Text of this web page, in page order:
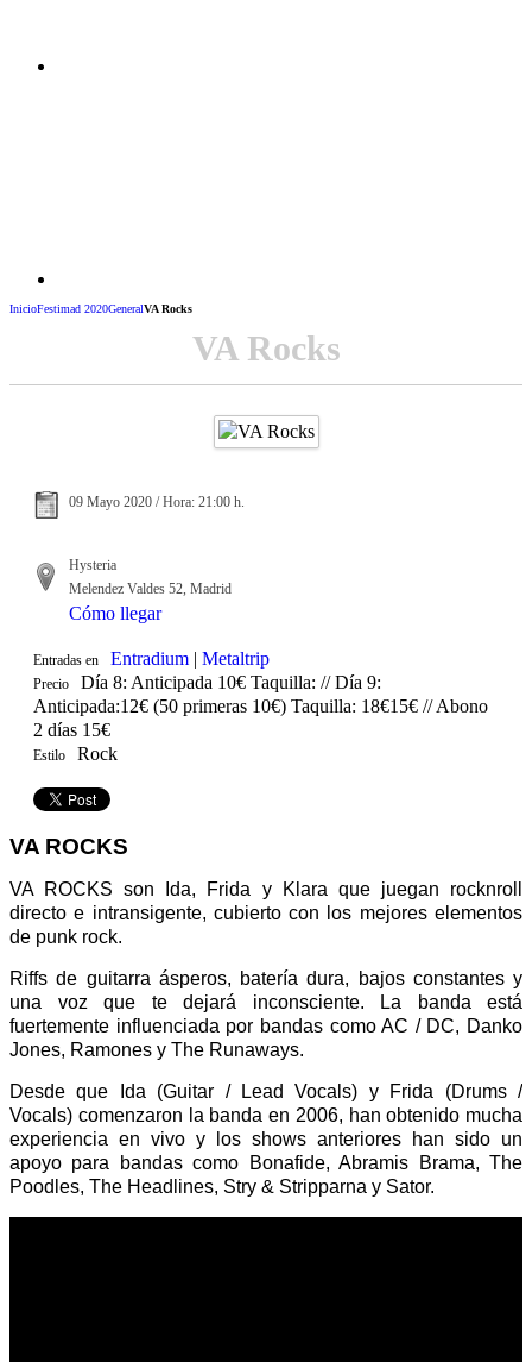
InicioFestimad 2020GeneralVA Rocks
VA Rocks
09 Mayo 2020 / Hora: 21:00 h.
Hysteria
Melendez Valdes 52, Madrid
Cómo llegar
Entradas en Entradium | Metaltrip
Precio
Día 8: Anticipada 10€ Taquilla: // Día 9:
Anticipada:12€ (50 primeras 10€) Taquilla: 18€15€ // Abono
2 días 15€
Estilo Rock
VA ROCKS
VA ROCKS son Ida, Frida y Klara que juegan rocknroll
directo e intransigente, cubierto con los mejores elementos
de punk rock.
Riffs de guitarra ásperos, batería dura, bajos constantes y
una voz que te dejará inconsciente. La banda está
fuertemente influenciada por bandas como AC / DC, Danko
Jones, Ramones y The Runaways.
Desde que Ida (Guitar / Lead Vocals) y Frida (Drums /
Vocals) comenzaron la banda en 2006, han obtenido mucha
experiencia en vivo y los shows anteriores han sido un
apoyo para bandas como Bonafide, Abramis Brama, The
Poodles, The Headlines, Stry & Stripparna y Sator.